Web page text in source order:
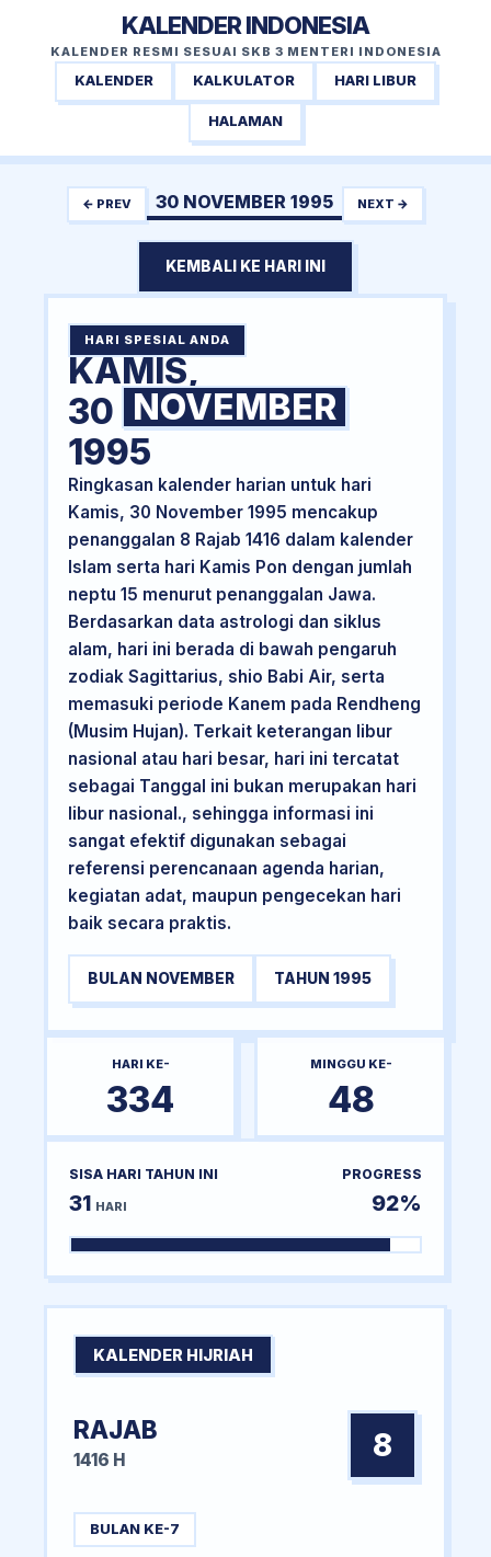
KALENDER INDONESIA
KALENDER RESMI SESUAI SKB 3 MENTERI INDONESIA
KALENDER KALKULATOR HARI LIBUR
HALAMAN
← PREV 30 NOVEMBER 1995 NEXT →
KEMBALI KE HARI INI
HARI SPESIAL ANDA
KAMIS,
30 NOVEMBER
1995
Ringkasan kalender harian untuk hari
Kamis, 30 November 1995 mencakup
penanggalan 8 Rajab 1416 dalam kalender
Islam serta hari Kamis Pon dengan jumlah
neptu 15 menurut penanggalan Jawa.
Berdasarkan data astrologi dan siklus
alam, hari ini berada di bawah pengaruh
zodiak Sagittarius, shio Babi Air, serta
memasuki periode Kanem pada Rendheng
(Musim Hujan). Terkait keterangan libur
nasional atau hari besar, hari ini tercatat
sebagai Tanggal ini bukan merupakan hari
libur nasional., sehingga informasi ini
sangat efektif digunakan sebagai
referensi perencanaan agenda harian,
kegiatan adat, maupun pengecekan hari
baik secara praktis.
BULAN NOVEMBER TAHUN 1995
HARI KE-
334
MINGGU KE-
48
SISA HARI TAHUN INI
31 HARI
PROGRESS
92%
KALENDER HIJRIAH
RAJAB
1416 H 8
BULAN KE-7